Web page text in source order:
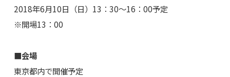
2018年6月10日（日）13：30～16：00予定
※開場13：00
■会場
東京都内で開催予定